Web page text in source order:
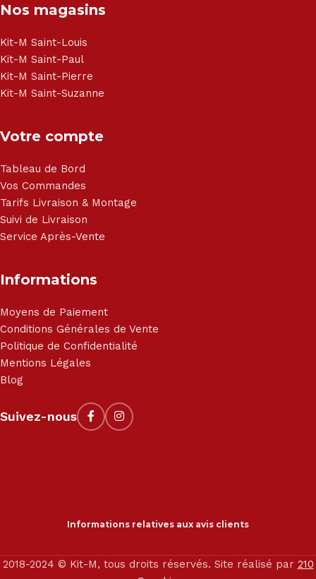
Haier, Sony, Cecotec, Westpoint, Dyson.
Nos magasins
Kit-M Saint-Louis
Kit-M Saint-Paul
Kit-M Saint-Pierre
Kit-M Saint-Suzanne
Votre compte
Tableau de Bord
Vos Commandes
Tarifs Livraison & Montage
Suivi de Livraison
Service Après-Vente
Informations
Moyens de Paiement
Conditions Générales de Vente
Politique de Confidentialité
Mentions Légales
Blog
Suivez-nous
Informations relatives aux avis clients
2018-2024 © Kit-M, tous droits réservés. Site réalisé par 210